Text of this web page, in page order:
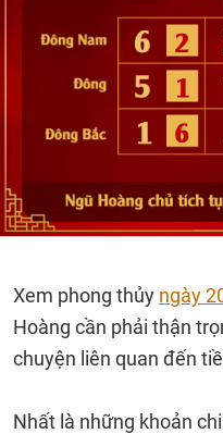
Xem phong thủy ngày
Hoàng cần phải thận
chuyện liên quan đến
Nhất là những khoản